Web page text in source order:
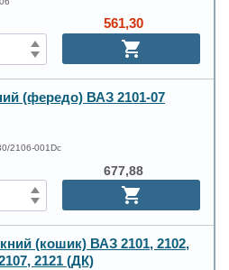
561,30
(фередо) ВАЗ 2101-07
2106-001Dc
677,88
(кошик) ВАЗ 2101, 2102,
2121 (ДК)